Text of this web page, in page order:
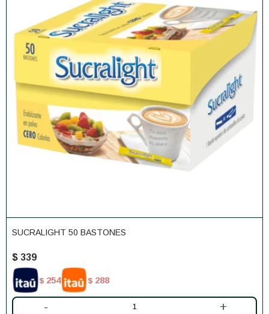
SUCRALIGHT 50 BASTONES
$ 339
$ 254 $ 288
- +